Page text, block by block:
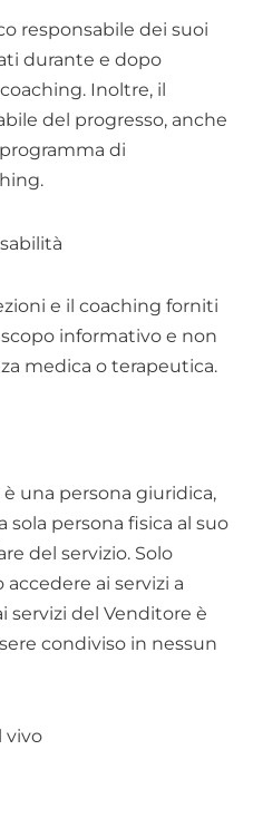
responsabile dei suoi
durante e dopo
Inoltre, il
del progresso, anche
di
e il coaching forniti
informativo e non
medica o terapeutica.
è una persona giuridica,
persona fisica al suo
del servizio. Solo
ai servizi a
servizi del Venditore è
condiviso in nessun
vivo